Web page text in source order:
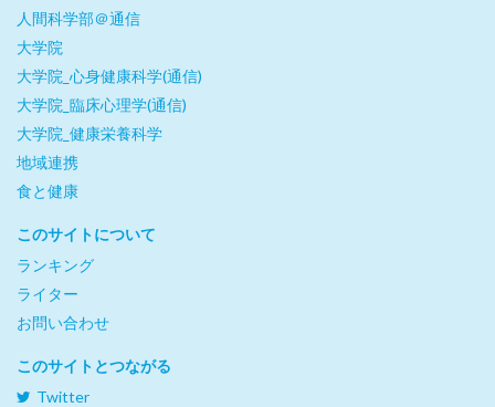
人間科学部＠通信
大学院
大学院_心身健康科学(通信)
大学院_臨床心理学(通信)
大学院_健康栄養科学
地域連携
食と健康
このサイトについて
ランキング
ライター
お問い合わせ
このサイトとつながる
Twitter